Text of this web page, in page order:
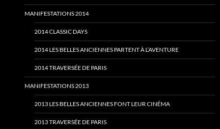
MANIFESTATIONS 2014
2014 CLASSIC DAYS
2014 LES BELLES ANCIENNES PARTENT À L’AVENTURE
2014 TRAVERSÉE DE PARIS
MANIFESTATIONS 2013
2013 LES BELLES ANCIENNES FONT LEUR CINÉMA
2013 TRAVERSÉE DE PARIS